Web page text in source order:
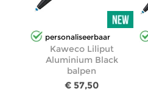
personaliseerbaar
Kaweco Liliput
Aluminium Black
balpen
€ 57,50